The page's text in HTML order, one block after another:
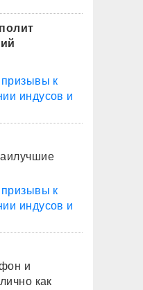
к
индусов и
к
индусов и
и
как